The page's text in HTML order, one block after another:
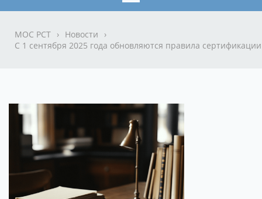
МОС РСТ › Новости
›
С 1 сентября 2025 года обновляются правила